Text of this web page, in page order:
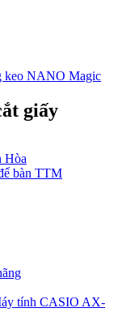
keo NANO Magic
giấy
Hòa
bàn TTM
tính CASIO AX-